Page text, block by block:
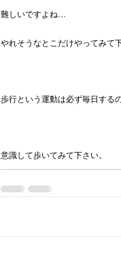
難しいですよね…
やれそうなとこだけやってみて下
歩行という運動は必ず毎日する
意識して歩いてみて下さい。